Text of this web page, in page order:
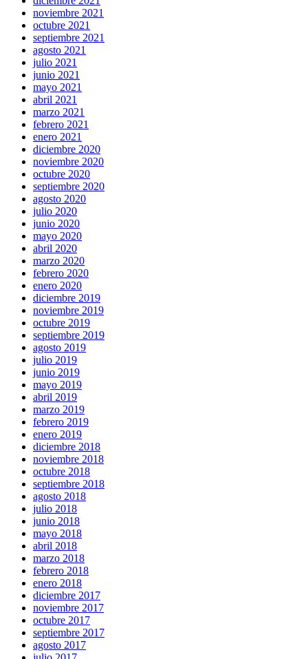
noviembre 2021
octubre 2021
septiembre 2021
agosto 2021
julio 2021
junio 2021
mayo 2021
abril 2021
marzo 2021
febrero 2021
enero 2021
diciembre 2020
noviembre 2020
octubre 2020
septiembre 2020
agosto 2020
julio 2020
junio 2020
mayo 2020
abril 2020
marzo 2020
febrero 2020
enero 2020
diciembre 2019
noviembre 2019
octubre 2019
septiembre 2019
agosto 2019
julio 2019
junio 2019
mayo 2019
abril 2019
marzo 2019
febrero 2019
enero 2019
diciembre 2018
noviembre 2018
octubre 2018
septiembre 2018
agosto 2018
julio 2018
junio 2018
mayo 2018
abril 2018
marzo 2018
febrero 2018
enero 2018
diciembre 2017
noviembre 2017
octubre 2017
septiembre 2017
agosto 2017